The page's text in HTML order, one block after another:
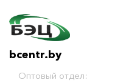
bcentr.by
Оптовый отдел: